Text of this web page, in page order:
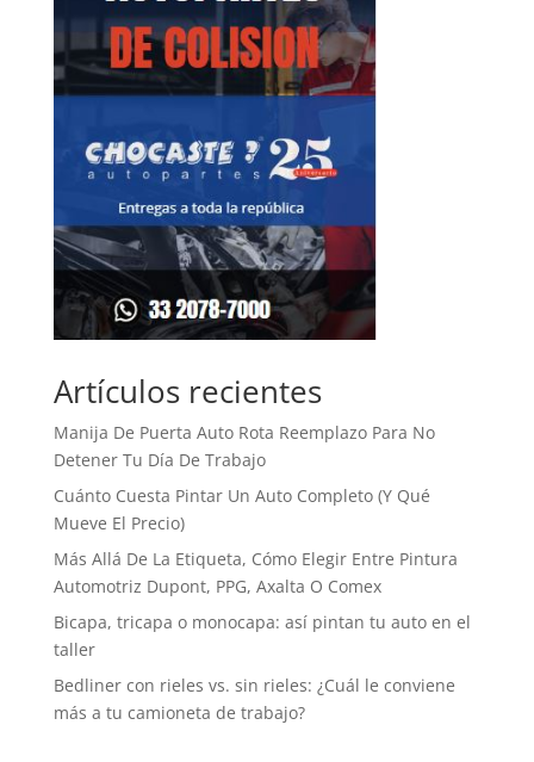
Artículos recientes
Manija De Puerta Auto Rota Reemplazo Para No
Detener Tu Día De Trabajo
Cuánto Cuesta Pintar Un Auto Completo (Y Qué
Mueve El Precio)
Más Allá De La Etiqueta, Cómo Elegir Entre Pintura
Automotriz Dupont, PPG, Axalta O Comex
Bicapa, tricapa o monocapa: así pintan tu auto en el
taller
Bedliner con rieles vs. sin rieles: ¿Cuál le conviene
más a tu camioneta de trabajo?